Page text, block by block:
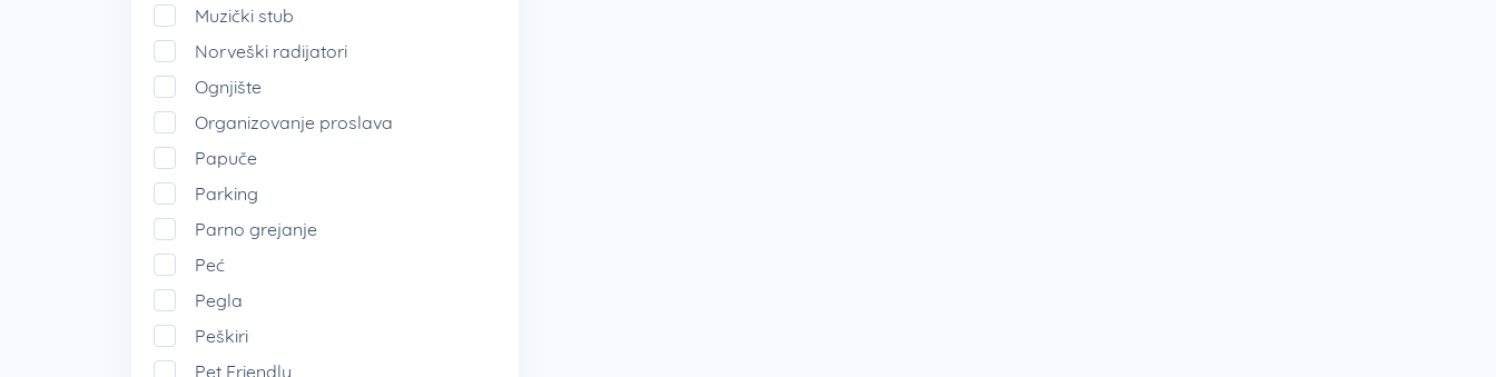
Muzički stub
Norveški radijatori
Ognjište
Organizovanje proslava
Papuče
Parking
Parno grejanje
Peć
Pegla
Peškiri
Pet Friendly